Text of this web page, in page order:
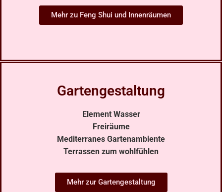
Mehr zu Feng Shui und Innenräumen
Gartengestaltung
Element Wasser
Freiräume
Mediterranes Gartenambiente
Terrassen zum wohlfühlen
Mehr zur Gartengestaltung